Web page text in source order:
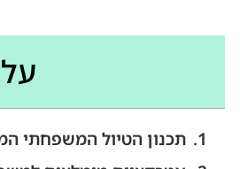
תכנון הטיול המשפחתי